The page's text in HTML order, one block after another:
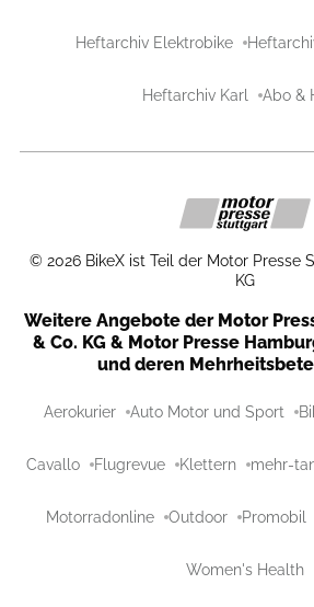
Heftarchiv Elektrobike
Heftarchiv Karl Abo &
© 2026 BikeX ist Teil der Motor Presse
KG
Weitere Angebote der Motor
& Co. KG & Motor Presse
und deren
Aerokurier Auto Motor und Sport
Cavallo Flugrevue Klettern mehr-
Motorradonline Outdoor Promobil
Women's Health